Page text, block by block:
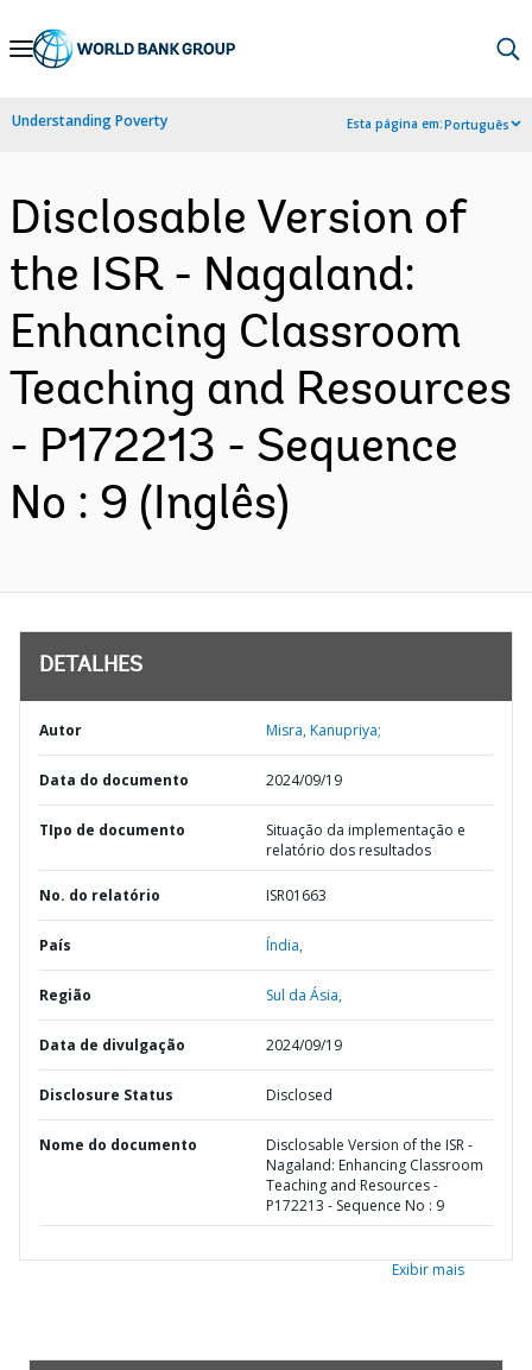
Skip
Navigation
Understanding Poverty Esta página em:Português
Disclosable Version of
the ISR - Nagaland:
Enhancing Classroom
Teaching and Resources
- P172213 - Sequence
No : 9 (Inglês)
DETALHES
Autor Misra, Kanupriya;
Data do documento 2024/09/19
TIpo de documento
Situação da implementação e
relatório dos resultados
No. do relatório ISR01663
País Índia,
Região Sul da Ásia,
Data de divulgação 2024/09/19
Disclosure Status Disclosed
Nome do documento
Disclosable Version of the ISR -
Nagaland: Enhancing Classroom
Teaching and Resources -
P172213 - Sequence No : 9
Exibir mais